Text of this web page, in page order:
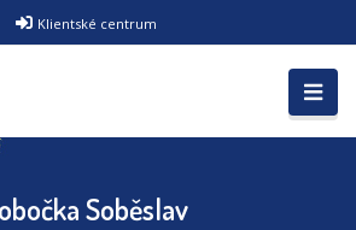
Klientské centrum
Soběslav